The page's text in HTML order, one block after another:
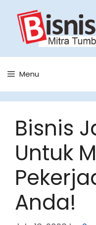
content
Menu
Bisnis
Untuk
Anda!